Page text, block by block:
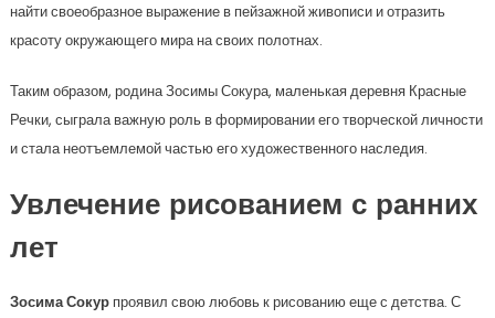
найти своеобразное выражение в пейзажной живописи и отразить
красоту окружающего мира на своих полотнах.
Таким образом, родина Зосимы Сокура, маленькая деревня Красные
Речки, сыграла важную роль в формировании его творческой личности
и стала неотъемлемой частью его художественного наследия.
Увлечение рисованием с ранних
лет
Зосима Сокурпроявил свою любовь к рисованию еще с детства. С